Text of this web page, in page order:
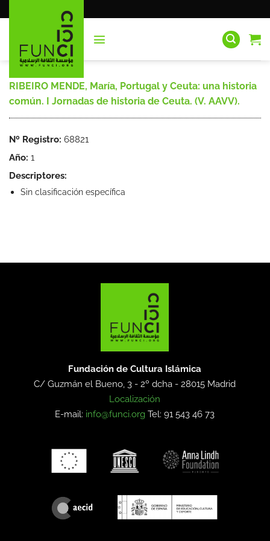
al
RIBEIRO MENDE, María, Portugal y Ceuta: una historia
común. I Jornadas de historia de Ceuta. (V. AAVV).
Nº Registro: 68821
Año: 1
Descriptores:
Sin clasificación específica
Fundación de Cultura Islámica
C/ Guzmán el Bueno, 3 - 2º dcha -28015 Madrid
Localización
E-mail: info@funci.org Tel: 91 543 46 73